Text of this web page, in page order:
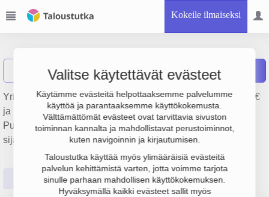
Kokeile ilmaiseksi
Valitse käytettävät evästeet
Käytämme evästeitä helpottaaksemme palvelumme
käyttöä ja parantaaksemme käyttökokemusta.
Välttämättömät evästeet ovat tarvittavia sivuston
toiminnan kannalta ja mahdollistavat perustoiminnot,
kuten navigoinnin ja kirjautumisen.
Taloustutka käyttää myös ylimääräisiä evästeitä
palvelun kehittämistä varten, jotta voimme tarjota
sinulle parhaan mahdollisen käyttökokemuksen.
Hyväksymällä kaikki evästeet sallit myös
Näytä haku Klarna OY Raportit
Yrityksen Klarna OY liikevaihto on 4.3 milj. €, tulos 1.7 milj. €
ja henkilöstömäärä 10. Sen päätoimiala on
Puhelinpalvelukeskusten toiminta, perustamisvuosi 2009 ja
sijainti Helsinki. Yrityksen yhtiömuoto Osakeyhtiö (OY).
Perustiedot Tilinpäätösluvut Päättäjätiedot